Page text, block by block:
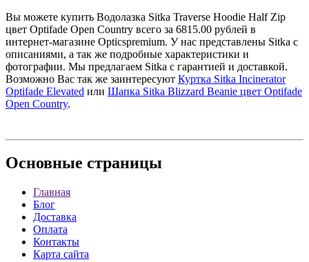
Вы можете купить Водолазка Sitka Traverse Hoodie Half Zip
цвет Optifade Open Country всего за 6815.00 рублей в
интернет-магазине Opticspremium. У нас представлены Sitka с
описаниями, а так же подробные характеристики и
фотографии. Мы предлагаем Sitka с гарантией и доставкой.
Возможно Вас так же заинтересуют Куртка Sitka Incinerator
Optifade Elevated или Шапка Sitka Blizzard Beanie цвет Optifade
Open Country.
Основные страницы
Главная
Блог
Доставка
Оплата
Контакты
Карта сайта